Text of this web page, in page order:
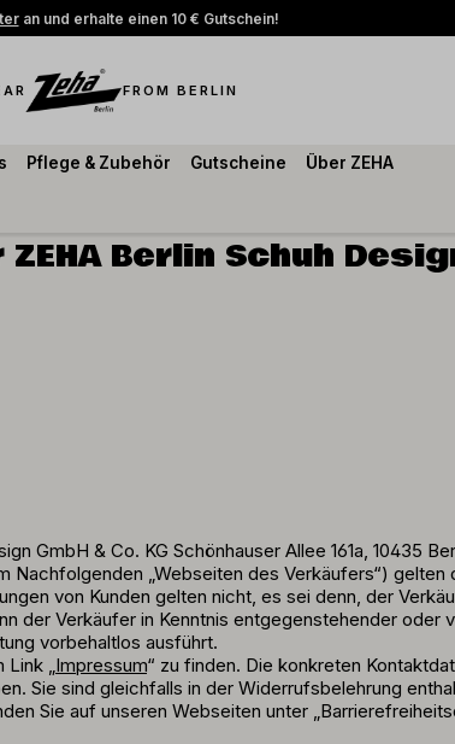
an und erhalte einen 10 € Gutschein!
FROM BERLIN
Pflege & Zubehör Gutscheine Über ZEHA
ZEHA Berlin Schuh
GmbH & Co. KG Schönhauser Allee 161a, 10435
„Webseiten des Verkäufers“) gelten
von Kunden gelten nicht, es sei denn, der
der Verkäufer in Kenntnis entgegenstehender oder
vorbehaltlos ausführt.
Link „Impressum“ zu finden. Die konkreten
Sie sind gleichfalls in der Widerrufsbelehrung
Sie auf unseren Webseiten unter